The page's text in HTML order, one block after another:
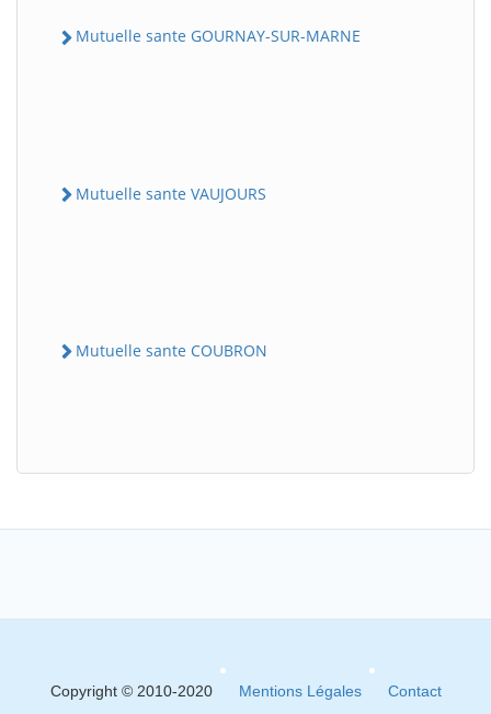
Mutuelle sante GOURNAY-SUR-MARNE
Mutuelle sante VAUJOURS
Mutuelle sante COUBRON
Copyright © 2010-2020 Mentions Légales Contact